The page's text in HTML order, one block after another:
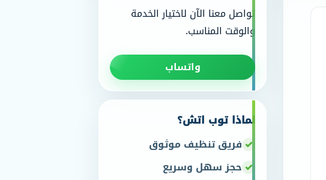
تواصل معنا الآن لاختيار الخدمة
والوقت المناسب.
واتساب
لماذا توب اتش؟
فريق تنظيف موثوق
حجز سهل وسريع